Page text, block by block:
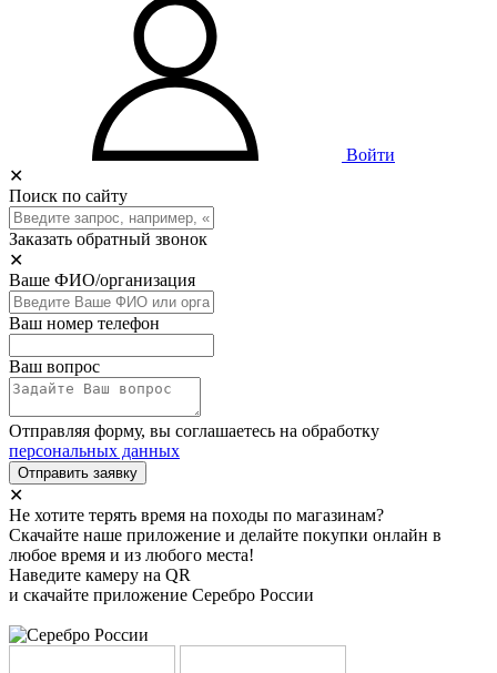
Войти
✕
Поиск по сайту
Заказать обратный звонок
✕
Ваше ФИО/организация
Ваш номер телефон
Ваш вопрос
Отправляя форму, вы соглашаетесь на обработку
персональных данных
Отправить заявку
✕
Не хотите терять время на походы по магазинам?
Скачайте наше приложение и делайте покупки онлайн в
любое время и из любого места!
Наведите камеру на QR
и скачайте приложение Серебро России